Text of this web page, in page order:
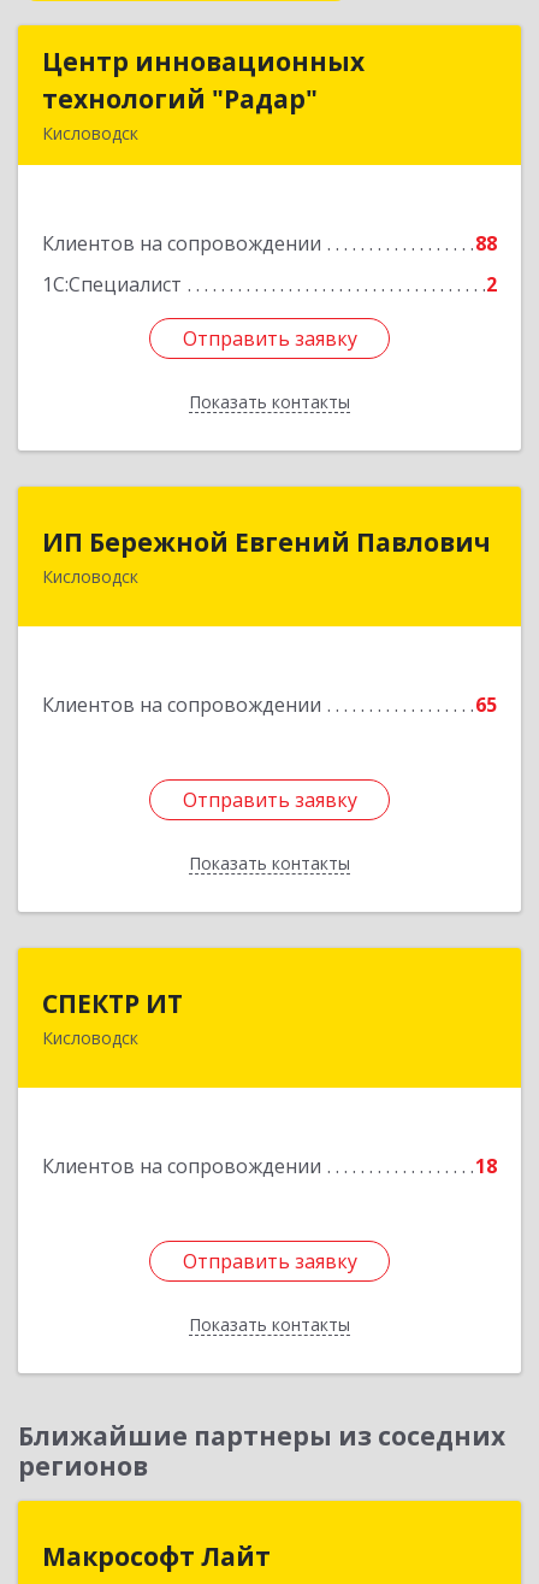
Центр инновационных
технологий "Радар"
Кисловодск
Клиентов на сопровождении
88
1С:Специалист
2
Отправить заявку
Показать контакты
Центр инновационных
технологий "Радар"
Подробнее
Отправить заявку
Назад
ИП Бережной Евгений Павлович
Кисловодск
Клиентов на сопровождении 65
Отправить заявку
Показать контакты
ИП Бережной Евгений Павлович
357748, Ставропольский край, Кисловодск г,
Отправить заявку
Назад
СПЕКТР ИТ
Кисловодск
Клиентов на сопровождении 18
Отправить заявку
Показать контакты
357736, Ставропольский край, Кисловодск г,
Отправить заявку
Назад
Ближайшие партнеры из соседних
регионов
Макрософт Лайт